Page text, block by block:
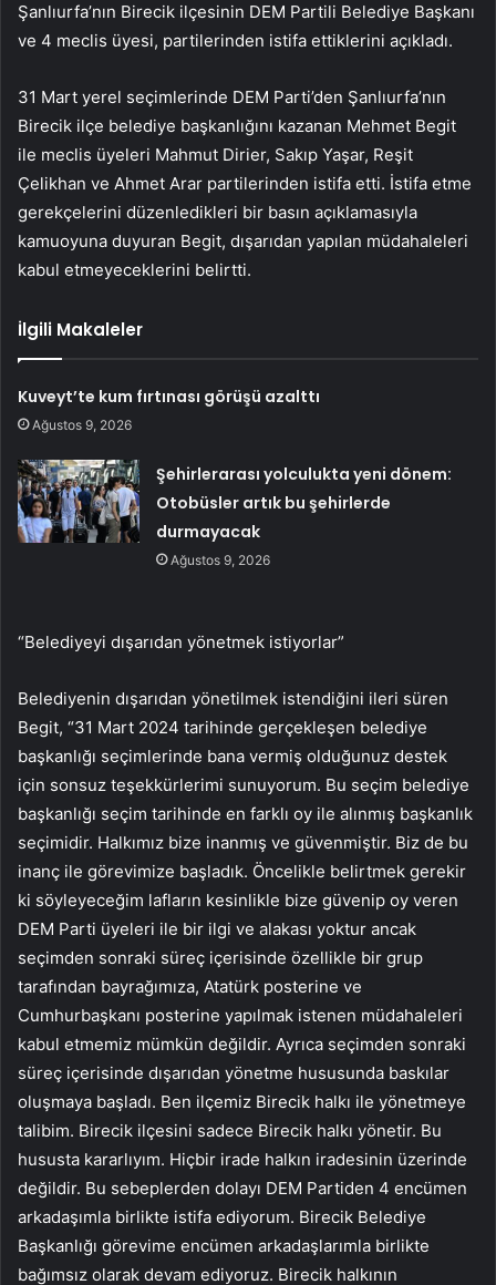
Şanlıurfa’nın Birecik ilçesinin DEM Partili Belediye Başkanı
ve 4 meclis üyesi, partilerinden istifa ettiklerini açıkladı.
31 Mart yerel seçimlerinde DEM Parti’den Şanlıurfa’nın
Birecik ilçe belediye başkanlığını kazanan Mehmet Begit
ile meclis üyeleri Mahmut Dirier, Sakıp Yaşar, Reşit
Çelikhan ve Ahmet Arar partilerinden istifa etti. İstifa etme
gerekçelerini düzenledikleri bir basın açıklamasıyla
kamuoyuna duyuran Begit, dışarıdan yapılan müdahaleleri
kabul etmeyeceklerini belirtti.
İlgili Makaleler
Kuveyt’te kum fırtınası görüşü azalttı
Ağustos 9, 2026
Şehirlerarası yolculukta yeni dönem:
Otobüsler artık bu şehirlerde
durmayacak
Ağustos 9, 2026
“Belediyeyi dışarıdan yönetmek istiyorlar”
Belediyenin dışarıdan yönetilmek istendiğini ileri süren
Begit, “31 Mart 2024 tarihinde gerçekleşen belediye
başkanlığı seçimlerinde bana vermiş olduğunuz destek
için sonsuz teşekkürlerimi sunuyorum. Bu seçim belediye
başkanlığı seçim tarihinde en farklı oy ile alınmış başkanlık
seçimidir. Halkımız bize inanmış ve güvenmiştir. Biz de bu
inanç ile görevimize başladık. Öncelikle belirtmek gerekir
ki söyleyeceğim lafların kesinlikle bize güvenip oy veren
DEM Parti üyeleri ile bir ilgi ve alakası yoktur ancak
seçimden sonraki süreç içerisinde özellikle bir grup
tarafından bayrağımıza, Atatürk posterine ve
Cumhurbaşkanı posterine yapılmak istenen müdahaleleri
kabul etmemiz mümkün değildir. Ayrıca seçimden sonraki
süreç içerisinde dışarıdan yönetme hususunda baskılar
oluşmaya başladı. Ben ilçemiz Birecik halkı ile yönetmeye
talibim. Birecik ilçesini sadece Birecik halkı yönetir. Bu
hususta kararlıyım. Hiçbir irade halkın iradesinin üzerinde
değildir. Bu sebeplerden dolayı DEM Partiden 4 encümen
arkadaşımla birlikte istifa ediyorum. Birecik Belediye
Başkanlığı görevime encümen arkadaşlarımla birlikte
bağımsız olarak devam ediyoruz. Birecik halkının